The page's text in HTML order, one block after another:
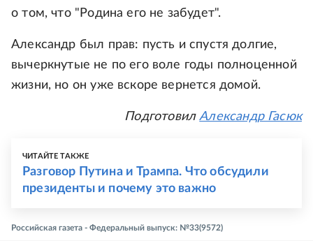
о том, что "Родина его не забудет".
Александр был прав: пусть и спустя долгие,
вычеркнутые не по его воле годы полноценной
жизни, но он уже вскоре вернется домой.
ПодготовилАлександр Гасюк
ЧИТАЙТЕ ТАКЖЕ
Разговор Путина и Трампа. Что обсудили
президенты и почему это важно
Российская газета - Федеральный выпуск: №33(9572)